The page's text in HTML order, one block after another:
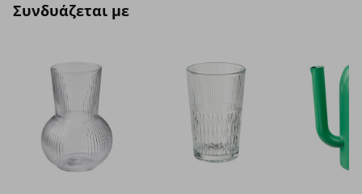
Συνδυάζεται με